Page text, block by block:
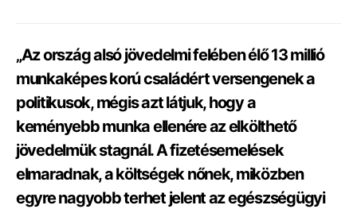
„Az ország alsó jövedelmi felében élő 13 millió
munkaképes korú családért versengenek a
politikusok, mégis azt látjuk, hogy a
keményebb munka ellenére az elkölthető
jövedelmük stagnál. A fizetésemelések
elmaradnak, a költségek nőnek, miközben
egyre nagyobb terhet jelent az egészségügyi